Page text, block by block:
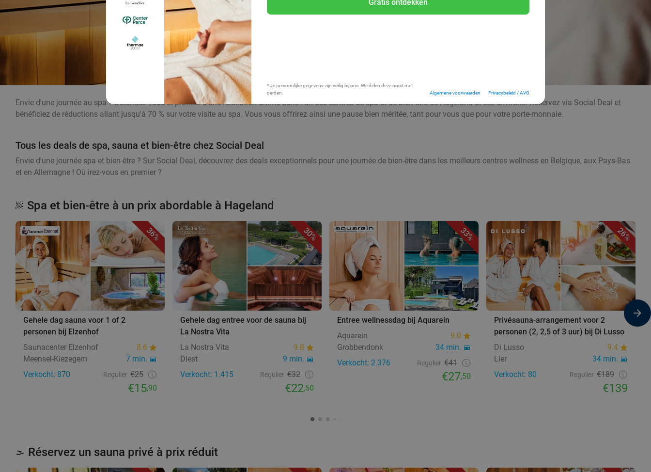
Gratis ontdekken
* Je persoonlijke gegevens zijn veilig bij ons. We delen deze nooit met
derden.
Algemene voorwaarden Privacybeleid / AVG
Envie d'une journée au spa ? Détendez-vous et profitez d'une relaxation ultime dans l'un des centres de spa et de bien-être de Hageland et ses environs. Réservez via Social Deal et
bénéficiez de réductions allant jusqu'à 70 % sur votre visite au spa. Vous vous offrirez ainsi une pause bien méritée, tant pour vous que pour votre porte-monnaie.
Tous les deals de spa, sauna et bien-être chez Social Deal
Envie d'une journée spa et bien-être ? Sur Social Deal, découvrez des deals exceptionnels pour une journée de bien-être dans les meilleurs centres wellness en Belgique, aux Pays-Bas
et en Allemagne ! Où irez-vous en premier ?
🧖 Spa et bien-être à un prix abordable à Hageland
36%
Gehele dag sauna voor 1 of 2
personen bij Elzenhof
Saunacenter Elzenhof
8.6
Meensel-Kiezegem
7 min.
Verkocht: 870
Regulier €25
€15,90
30%
Gehele dag entree voor de sauna bij
La Nostra Vita
La Nostra Vita
9.8
Diest
9 min.
Verkocht: 1.415
Regulier €32
€22,50
33%
Entree wellnessdag bij Aquarein
Aquarein
9.0
Grobbendonk
34 min.
Verkocht: 2.376
Regulier €41
€27,50
26%
Privésauna-arrangement voor 2
personen (2, 2,5 of 3 uur) bij Di Lusso
Di Lusso
9.4
Lier
34 min.
Verkocht: 80
Regulier €189
€139
🌫️ Réservez un sauna privé à prix réduit